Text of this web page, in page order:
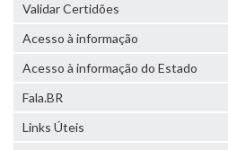
Validar Certidões
Acesso à informação
Acesso à informação do Estado
Fala.BR
Links Úteis